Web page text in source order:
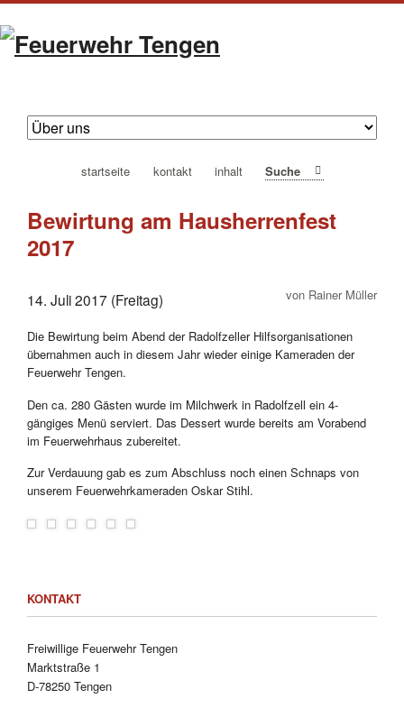
navigation
startseite kontakt inhalt
Bewirtung am Hausherrenfest
2017
14. Juli 2017 (Freitag) von Rainer Müller
Die Bewirtung beim Abend der Radolfzeller Hilfsorganisationen
übernahmen auch in diesem Jahr wieder einige Kameraden der
Feuerwehr Tengen.
Den ca. 280 Gästen wurde im Milchwerk in Radolfzell ein 4-
gängiges Menü serviert. Das Dessert wurde bereits am Vorabend
im Feuerwehrhaus zubereitet.
Zur Verdauung gab es zum Abschluss noch einen Schnaps von
unserem Feuerwehrkameraden Oskar Stihl.
KONTAKT
Freiwillige Feuerwehr Tengen
Marktstraße 1
D-78250 Tengen